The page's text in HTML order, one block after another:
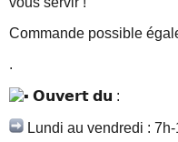
Commande possible
.
𝗢𝘂𝘃𝗲𝗿𝘁 𝗱𝘂 :
Lundi au vendredi :